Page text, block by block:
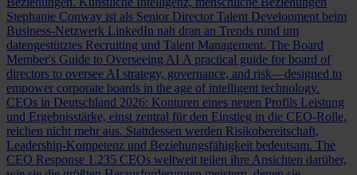
Stephanie Conway ist als Senior Director Talent Development beim
Business-Netzwerk LinkedIn nah dran an Trends rund um
datengestütztes Recruiting und Talent Management. The Board
Member's Guide to Overseeing AI A practical guide for board of
directors to oversee AI strategy, governance, and risk—designed to
empower corporate boards in the age of intelligent technology.
CEOs in Deutschland 2026: Konturen eines neuen Profils Leistung
und Ergebnisstärke, einst zentral für den Einstieg in die CEO-Rolle,
reichen nicht mehr aus. Stattdessen werden Risikobereitschaft,
Leadership-Kompetenz und Beziehungsfähigkeit bedeutsam. The
CEO Response 1.235 CEOs weltweit teilen ihre Ansichten darüber,